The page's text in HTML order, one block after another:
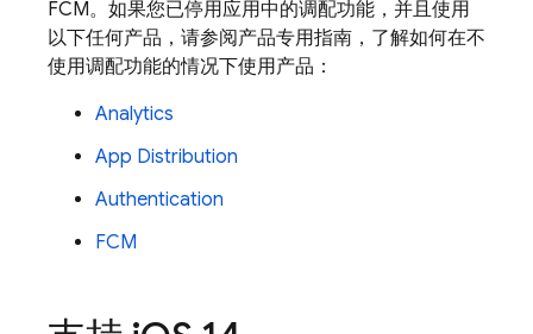
FCM。如果您已停用应用中的调配功能，并且使用
以下任何产品，请参阅产品专用指南，了解如何在不
使用调配功能的情况下使用产品：
Analytics
App Distribution
Authentication
FCM